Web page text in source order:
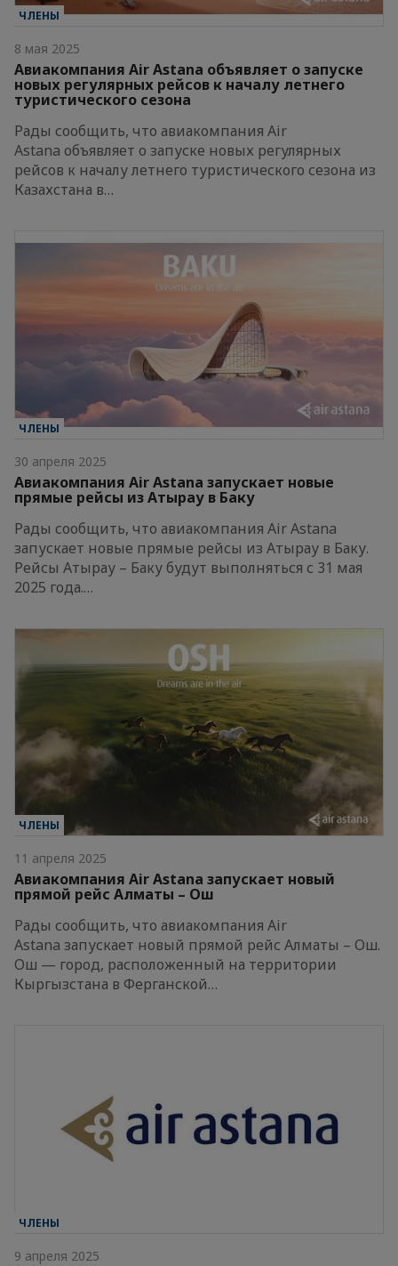
ЧЛЕНЫ
8 мая 2025
Авиакомпания Air Astana объявляет о запуске
новых регулярных рейсов к началу летнего
туристического сезона
Рады сообщить, что авиакомпания Air
Astana объявляет о запуске новых регулярных
рейсов к началу летнего туристического сезона из
Казахстана в…
ЧЛЕНЫ
30 апреля 2025
Авиакомпания Air Astana запускает новые
прямые рейсы из Атырау в Баку
Рады сообщить, что авиакомпания Air Astana
запускает новые прямые рейсы из Атырау в Баку.
Рейсы Атырау – Баку будут выполняться с 31 мая
2025 года.…
ЧЛЕНЫ
11 апреля 2025
Авиакомпания Air Astana запускает новый
прямой рейс Алматы – Ош
Рады сообщить, что авиакомпания Air
Astana запускает новый прямой рейс Алматы – Ош.
Ош — город, расположенный на территории
Кыргызстана в Ферганской…
ЧЛЕНЫ
9 апреля 2025